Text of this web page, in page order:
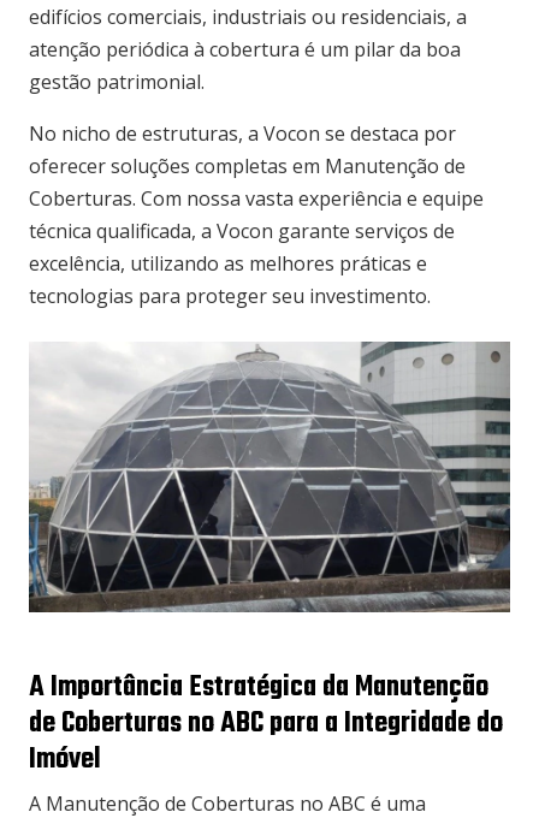
edifícios comerciais, industriais ou residenciais, a
atenção periódica à cobertura é um pilar da boa
gestão patrimonial.
No nicho de estruturas, a Vocon se destaca por
oferecer soluções completas em Manutenção de
Coberturas. Com nossa vasta experiência e equipe
técnica qualificada, a Vocon garante serviços de
excelência, utilizando as melhores práticas e
tecnologias para proteger seu investimento.
A Importância Estratégica da Manutenção
de Coberturas no ABC para a Integridade do
Imóvel
A Manutenção de Coberturas no ABC é uma